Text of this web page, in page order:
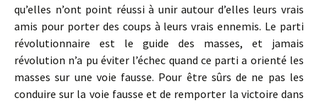
qu’elles n’ont point réussi à unir autour d’elles leurs vrais
amis pour porter des coups à leurs vrais ennemis. Le parti
révolutionnaire est le guide des masses, et jamais
révolution n’a pu éviter l’échec quand ce parti a orienté les
masses sur une voie fausse. Pour être sûrs de ne pas les
conduire sur la voie fausse et de remporter la victoire dans